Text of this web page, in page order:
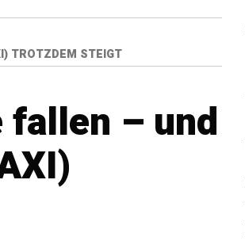
TROTZDEM STEIGT
fallen – und